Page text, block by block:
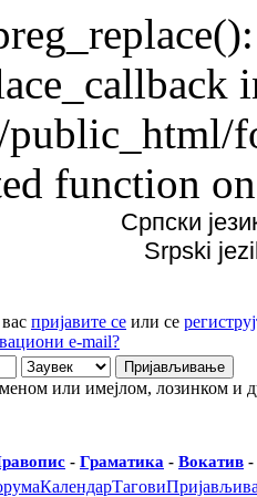
function
Српски
Srpski
пријавите се или се
e-mail?
или имејлом, лозинком и
- Граматика - Вокатив -
КалендарТагови